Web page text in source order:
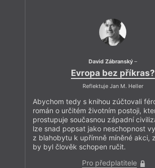
David Zábranský –
Evropa bez příkras?
Reflektuje Jan M. Heller
Abychom tedy s knihou zúčtovali
román o určitém životním postoji,
prostupuje současnou západní
lze snad popsat jako neschopnost
z blahobytu k upřímně míněné akci,
by byl člověk schopen ručit.
Pro předplatitele